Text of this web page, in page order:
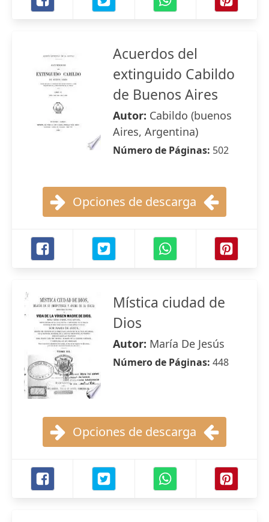
Acuerdos del
extinguido Cabildo
de Buenos Aires
Autor: Cabildo (buenos
Aires, Argentina)
Número de Páginas: 502
Opciones de descarga
Mística ciudad de
Dios
Autor: María De Jesús
Número de Páginas: 448
Opciones de descarga